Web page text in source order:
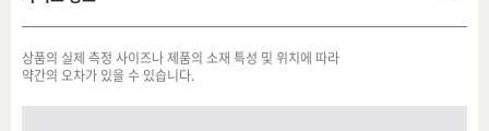
상품의 실제 측정 사이즈나 제품의 소재 특성 및 위치에 따라
약간의 오차가 있을 수 있습니다.